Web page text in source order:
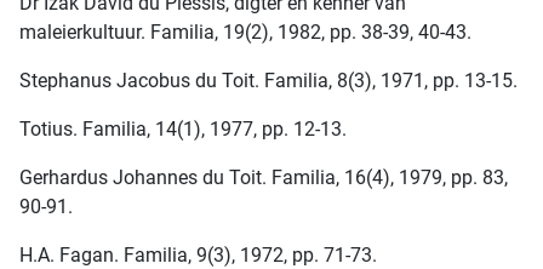
maleierkultuur. Familia, 19(2), 1982, pp. 38-39, 40-43.
Stephanus Jacobus du Toit. Familia, 8(3), 1971, pp. 13-15.
Totius. Familia, 14(1), 1977, pp. 12-13.
Gerhardus Johannes du Toit. Familia, 16(4), 1979, pp. 83,
90-91.
H.A. Fagan. Familia, 9(3), 1972, pp. 71-73.